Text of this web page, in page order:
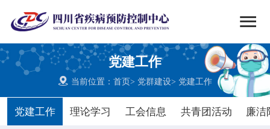

党建工作
 当前位置：首页> 党群建设> 党建工作
党建工作 理论学习 工会信息 共青团活动 廉洁

网站首页
中心概况 